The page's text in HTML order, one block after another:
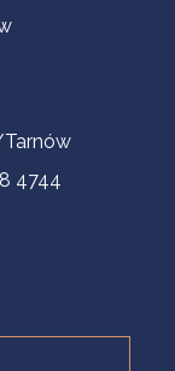
Tarnów
4744